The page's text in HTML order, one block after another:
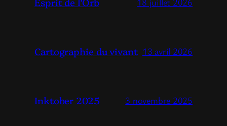
Cartographie du vivant 13 avril 2026
Inktober 2025 3 novembre 2025